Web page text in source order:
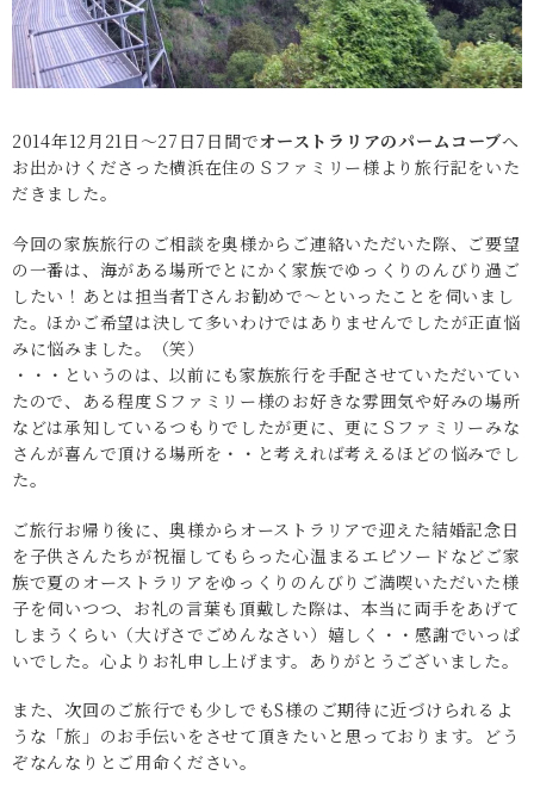
2014年12月21日～27日7日間でオーストラリアのパームコーブへ
お出かけくださった横浜在住のＳファミリー様より旅行記をいた
だきました。
今回の家族旅行のご相談を奥様からご連絡いただいた際、ご要望
の一番は、海がある場所でとにかく家族でゆっくりのんびり過ご
したい！あとは担当者Tさんお勧めで～といったことを伺いまし
た。ほかご希望は決して多いわけではありませんでしたが正直悩
みに悩みました。（笑）
・・・というのは、以前にも家族旅行を手配させていただいてい
たので、ある程度Ｓファミリー様のお好きな雰囲気や好みの場所
などは承知しているつもりでしたが更に、更にＳファミリーみな
さんが喜んで頂ける場所を・・と考えれば考えるほどの悩みでし
た。
ご旅行お帰り後に、奥様からオーストラリアで迎えた結婚記念日
を子供さんたちが祝福してもらった心温まるエピソードなどご家
族で夏のオーストラリアをゆっくりのんびりご満喫いただいた様
子を伺いつつ、お礼の言葉も頂戴した際は、本当に両手をあげて
しまうくらい（大げさでごめんなさい）嬉しく・・感謝でいっぱ
いでした。心よりお礼申し上げます。ありがとうございました。
また、次回のご旅行でも少しでもS様のご期待に近づけられるよ
うな「旅」のお手伝いをさせて頂きたいと思っております。どう
ぞなんなりとご用命ください。